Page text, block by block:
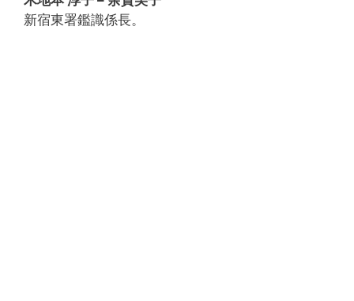
新宿東署鑑識係長。